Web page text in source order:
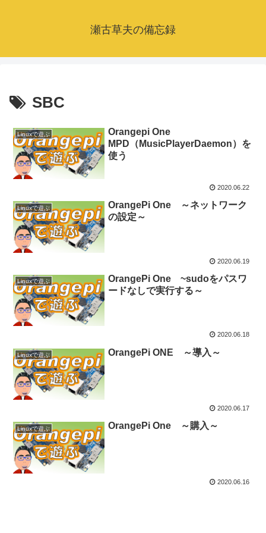
瀬古草夫の備忘録
SBC
Linuxで遊ぶ
Orangepi One
MPD（MusicPlayerDaemon）を
使う
2020.06.22
Linuxで遊ぶ
OrangePi One ～ネットワーク
の設定～
2020.06.19
Linuxで遊ぶ
OrangePi One ~sudoをパスワ
ードなしで実行する～
2020.06.18
Linuxで遊ぶ OrangePi ONE ～導入～
2020.06.17
Linuxで遊ぶ OrangePi One ～購入～
2020.06.16